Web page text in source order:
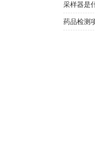
采样器是
药品检测